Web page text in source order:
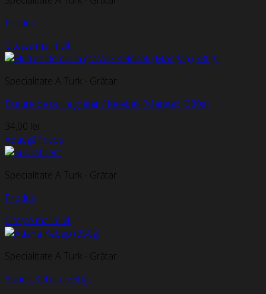
Produs
Citește mai mult
Specialitate A Turk - Grătar
Fluture de pui la grătar / Kelebek (Mangal) (380g)
34,00 lei
Adaugă în coș
Specialitate A Turk - Grătar
Produs
Citește mai mult
Specialitate A Turk - Grătar
Adana Kebap (350g)